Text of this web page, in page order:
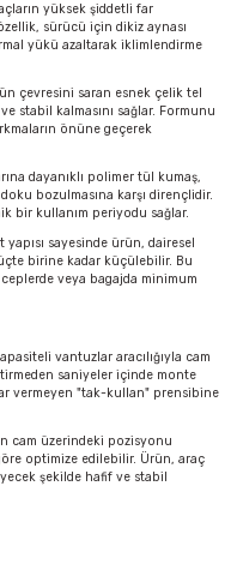
yüksek şiddetli far
sürücü için dikiz aynası
yükü azaltarak iklimlendirme
çevresini saran esnek çelik tel
stabil kalmasını sağlar. Formunu
önüne geçerek
dayanıklı polimer tül kumaş,
bozulmasına karşı dirençlidir.
bir kullanım periyodu sağlar.
yapısı sayesinde ürün, dairesel
birine kadar küçülebilir. Bu
veya bagajda minimum
vantuzlar aracılığıyla cam
saniyeler içinde monte
vermeyen "tak-kullan" prensibine
cam üzerindeki pozisyonu
optimize edilebilir. Ürün, araç
şekilde hafif ve stabil